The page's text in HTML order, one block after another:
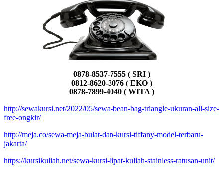
0878-8537-7555 ( SRI )
0812-8620-3076 ( EKO )
0878-7899-4040 ( WITA )
http://sewakursi.net/2022/05/sewa-bean-bag-triangle-ukuran-all-size-
free-ongkir/
http://meja.co/sewa-meja-bulat-dan-kursi-tiffany-model-terbaru-
jakarta/
https://kursikuliah.net/sewa-kursi-lipat-kuliah-stainless-ratusan-unit/